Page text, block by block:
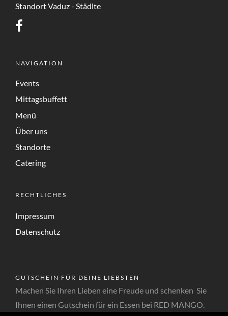
Standort Vaduz - Städlte
NAVIGATION
Events
Mittagsbuffett
Menü
Über uns
Standorte
Catering
RECHTLICHES
Impressum
Datenschutz
GUTSCHEIN FÜR DEINE LIEBSTEN
Machen Sie Ihren Lieben eine Freude und schenken Sie
Ihnen einen Gutschein für ein Essen bei RED MANGO.